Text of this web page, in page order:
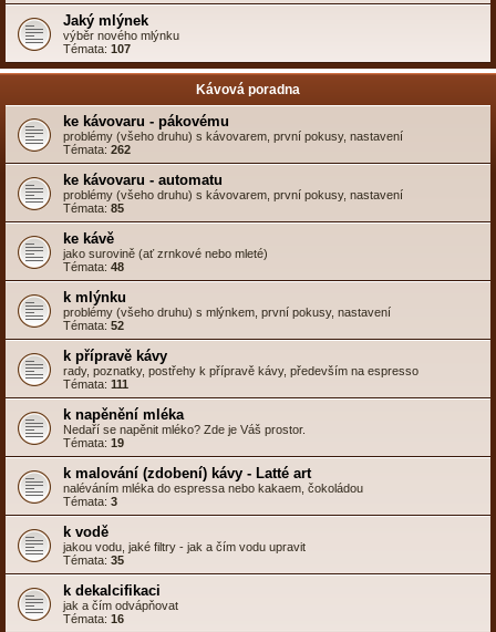
Jaký mlýnek
výběr nového mlýnku
Témata: 107
Kávová poradna
ke kávovaru - pákovému
problémy (všeho druhu) s kávovarem, první pokusy, nastavení
Témata: 262
ke kávovaru - automatu
problémy (všeho druhu) s kávovarem, první pokusy, nastavení
Témata: 85
ke kávě
jako surovině (ať zrnkové nebo mleté)
Témata: 48
k mlýnku
problémy (všeho druhu) s mlýnkem, první pokusy, nastavení
Témata: 52
k přípravě kávy
rady, poznatky, postřehy k přípravě kávy, především na espresso
Témata: 111
k napěnění mléka
Nedaří se napěnit mléko? Zde je Váš prostor.
Témata: 19
k malování (zdobení) kávy - Latté art
naléváním mléka do espressa nebo kakaem, čokoládou
Témata: 3
k vodě
jakou vodu, jaké filtry - jak a čím vodu upravit
Témata: 35
k dekalcifikaci
jak a čím odvápňovat
Témata: 16